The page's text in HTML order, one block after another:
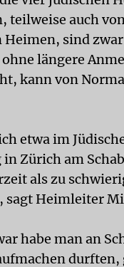
teilweise auch
Heimen, sind
längere
kann von
etwa im
Zürich am
als zu
sagt Heimleiter
habe man an